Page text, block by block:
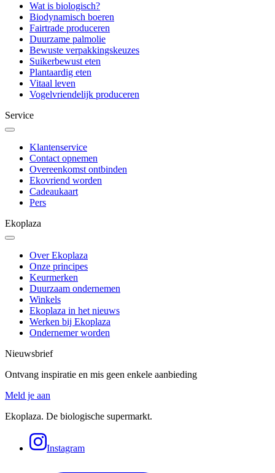
Wat is biologisch?
Biodynamisch boeren
Fairtrade produceren
Duurzame palmolie
Bewuste verpakkingskeuzes
Suikerbewust eten
Plantaardig eten
Vitaal leven
Vogelvriendelijk produceren
Service
Klantenservice
Contact opnemen
Overeenkomst ontbinden
Ekovriend worden
Cadeaukaart
Pers
Ekoplaza
Over Ekoplaza
Onze principes
Keurmerken
Duurzaam ondernemen
Winkels
Ekoplaza in het nieuws
Werken bij Ekoplaza
Ondernemer worden
Nieuwsbrief
Ontvang inspiratie en mis geen enkele aanbieding
Meld je aan
Ekoplaza. De biologische supermarkt.
Instagram